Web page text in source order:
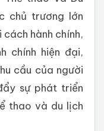
chủ trương lớn
hành chính,
chính hiện đại,
cầu của người
sự phát triển
thao và du lịch